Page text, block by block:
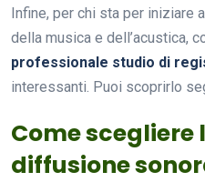
Infine, per chi sta per iniziare
della musica e dell’acustica,
professionale studio di
interessanti. Puoi scoprirlo
Come scegliere
diffusione